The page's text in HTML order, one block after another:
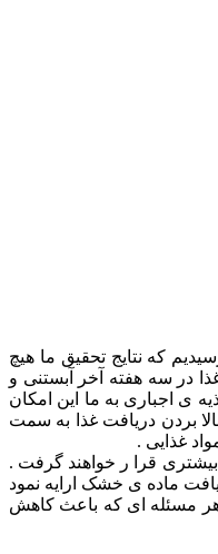
که نتایج تحقیق ما هیچ
غذا در سه هفته آخر آبستنی و
ی اجباری به ما این امکان
بردن دریافت غذا به سمت
بیشتری قرا ر خواهند گرفت .
ماده ی خشک ارایه نمود
هر مسئله ای که باعث کاهش